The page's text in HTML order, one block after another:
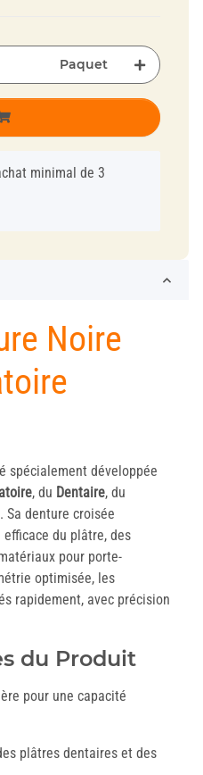
Paquet
minimal de 3
Noire
spécialement développée
, du Dentaire, du
. Sa denture croisée
du plâtre, des
pour porte-
optimisée, les
rapidement, avec précision
du Produit
pour une capacité
plâtres dentaires et des